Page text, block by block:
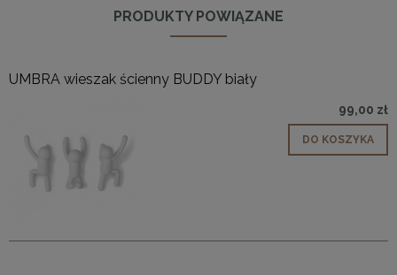
PRODUKTY POWIĄZANE
UMBRA wieszak ścienny BUDDY biały
99,00 zł
DO KOSZYKA